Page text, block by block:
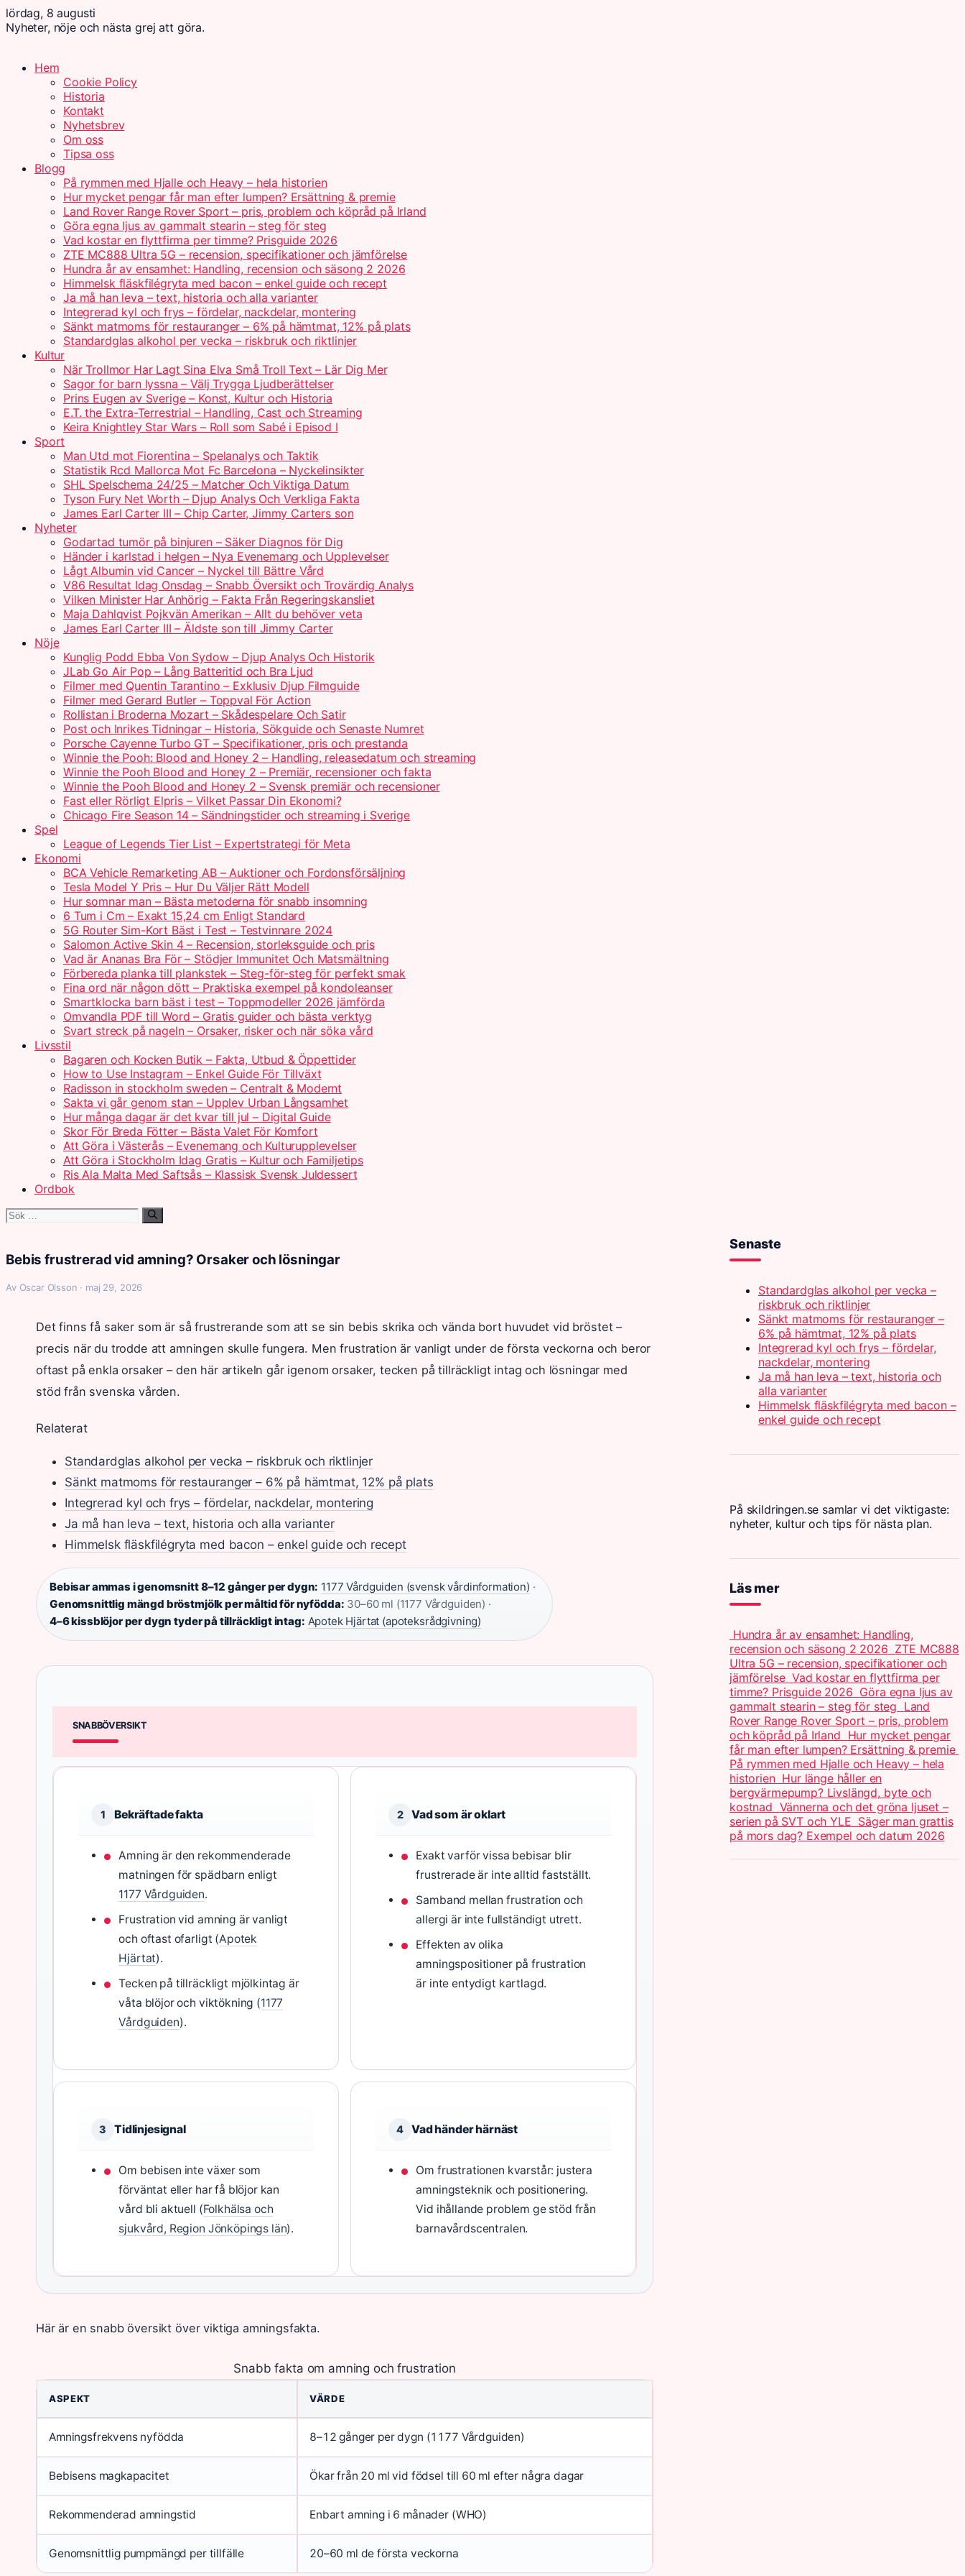
lördag, 8 augusti
Nyheter, nöje och nästa grej att göra.
Hem
Cookie Policy
Historia
Kontakt
Nyhetsbrev
Om oss
Tipsa oss
Blogg
På rymmen med Hjalle och Heavy – hela historien
Hur mycket pengar får man efter lumpen? Ersättning & premie
Land Rover Range Rover Sport – pris, problem och köpråd på Irland
Göra egna ljus av gammalt stearin – steg för steg
Vad kostar en flyttfirma per timme? Prisguide 2026
ZTE MC888 Ultra 5G – recension, specifikationer och jämförelse
Hundra år av ensamhet: Handling, recension och säsong 2 2026
Himmelsk fläskfilégryta med bacon – enkel guide och recept
Ja må han leva – text, historia och alla varianter
Integrerad kyl och frys – fördelar, nackdelar, montering
Sänkt matmoms för restauranger – 6% på hämtmat, 12% på plats
Standardglas alkohol per vecka – riskbruk och riktlinjer
Kultur
När Trollmor Har Lagt Sina Elva Små Troll Text – Lär Dig Mer
Sagor for barn lyssna – Välj Trygga Ljudberättelser
Prins Eugen av Sverige – Konst, Kultur och Historia
E.T. the Extra-Terrestrial – Handling, Cast och Streaming
Keira Knightley Star Wars – Roll som Sabé i Episod I
Sport
Man Utd mot Fiorentina – Spelanalys och Taktik
Statistik Rcd Mallorca Mot Fc Barcelona – Nyckelinsikter
SHL Spelschema 24/25 – Matcher Och Viktiga Datum
Tyson Fury Net Worth – Djup Analys Och Verkliga Fakta
James Earl Carter III – Chip Carter, Jimmy Carters son
Nyheter
Godartad tumör på binjuren – Säker Diagnos för Dig
Händer i karlstad i helgen – Nya Evenemang och Upplevelser
Lågt Albumin vid Cancer – Nyckel till Bättre Vård
V86 Resultat Idag Onsdag – Snabb Översikt och Trovärdig Analys
Vilken Minister Har Anhörig – Fakta Från Regeringskansliet
Maja Dahlqvist Pojkvän Amerikan – Allt du behöver veta
James Earl Carter III – Äldste son till Jimmy Carter
Nöje
Kunglig Podd Ebba Von Sydow – Djup Analys Och Historik
JLab Go Air Pop – Lång Batteritid och Bra Ljud
Filmer med Quentin Tarantino – Exklusiv Djup Filmguide
Filmer med Gerard Butler – Toppval För Action
Rollistan i Broderna Mozart – Skådespelare Och Satir
Post och Inrikes Tidningar – Historia, Sökguide och Senaste Numret
Porsche Cayenne Turbo GT – Specifikationer, pris och prestanda
Winnie the Pooh: Blood and Honey 2 – Handling, releasedatum och streaming
Winnie the Pooh Blood and Honey 2 – Premiär, recensioner och fakta
Winnie the Pooh Blood and Honey 2 – Svensk premiär och recensioner
Fast eller Rörligt Elpris – Vilket Passar Din Ekonomi?
Chicago Fire Season 14 – Sändningstider och streaming i Sverige
Spel
League of Legends Tier List – Expertstrategi för Meta
Ekonomi
BCA Vehicle Remarketing AB – Auktioner och Fordonsförsäljning
Tesla Model Y Pris – Hur Du Väljer Rätt Modell
Hur somnar man – Bästa metoderna för snabb insomning
6 Tum i Cm – Exakt 15,24 cm Enligt Standard
5G Router Sim-Kort Bäst i Test – Testvinnare 2024
Salomon Active Skin 4 – Recension, storleksguide och pris
Vad är Ananas Bra För – Stödjer Immunitet Och Matsmältning
Förbereda planka till plankstek – Steg-för-steg för perfekt smak
Fina ord när någon dött – Praktiska exempel på kondoleanser
Smartklocka barn bäst i test – Toppmodeller 2026 jämförda
Omvandla PDF till Word – Gratis guider och bästa verktyg
Svart streck på nageln – Orsaker, risker och när söka vård
Livsstil
Bagaren och Kocken Butik – Fakta, Utbud & Öppettider
How to Use Instagram – Enkel Guide För Tillväxt
Radisson in stockholm sweden – Centralt & Modernt
Sakta vi går genom stan – Upplev Urban Långsamhet
Hur många dagar är det kvar till jul – Digital Guide
Skor För Breda Fötter – Bästa Valet För Komfort
Att Göra i Västerås – Evenemang och Kulturupplevelser
Att Göra i Stockholm Idag Gratis – Kultur och Familjetips
Ris Ala Malta Med Saftsås – Klassisk Svensk Juldessert
Ordbok
Sök
Bebis frustrerad vid amning? Orsaker och lösningar
Av Oscar Olsson · maj 29, 2026
Det finns få saker som är så frustrerande som att se sin bebis skrika och vända bort huvudet vid bröstet –
precis när du trodde att amningen skulle fungera. Men frustration är vanligt under de första veckorna och beror
oftast på enkla orsaker – den här artikeln går igenom orsaker, tecken på tillräckligt intag och lösningar med
stöd från svenska vården.
Relaterat
Standardglas alkohol per vecka – riskbruk och riktlinjer
Sänkt matmoms för restauranger – 6% på hämtmat, 12% på plats
Integrerad kyl och frys – fördelar, nackdelar, montering
Ja må han leva – text, historia och alla varianter
Himmelsk fläskfilégryta med bacon – enkel guide och recept
Bebisar ammas i genomsnitt 8–12 gånger per dygn: 1177 Vårdguiden (svensk vårdinformation) ·
Genomsnittlig mängd bröstmjölk per måltid för nyfödda: 30–60 ml (1177 Vårdguiden) ·
4–6 kissblöjor per dygn tyder på tillräckligt intag: Apotek Hjärtat (apoteksrådgivning)
SNABBÖVERSIKT
1 Bekräftade fakta
Amning är den rekommenderade
matningen för spädbarn enligt
1177 Vårdguiden.
Frustration vid amning är vanligt
och oftast ofarligt (Apotek
Hjärtat).
Tecken på tillräckligt mjölkintag är
våta blöjor och viktökning (1177
Vårdguiden).
2 Vad som är oklart
Exakt varför vissa bebisar blir
frustrerade är inte alltid fastställt.
Samband mellan frustration och
allergi är inte fullständigt utrett.
Effekten av olika
amningspositioner på frustration
är inte entydigt kartlagd.
3 Tidlinjesignal
Om bebisen inte växer som
förväntat eller har få blöjor kan
vård bli aktuell (Folkhälsa och
sjukvård, Region Jönköpings län).
4 Vad händer härnäst
Om frustrationen kvarstår: justera
amningsteknik och positionering.
Vid ihållande problem ge stöd från
barnavårdscentralen.
Här är en snabb översikt över viktiga amningsfakta.
Snabb fakta om amning och frustration
ASPEKT VÄRDE
Amningsfrekvens nyfödda 8–12 gånger per dygn (1177 Vårdguiden)
Bebisens magkapacitet Ökar från 20 ml vid födsel till 60 ml efter några dagar
Rekommenderad amningstid Enbart amning i 6 månader (WHO)
Genomsnittlig pumpmängd per tillfälle 20–60 ml de första veckorna
Senaste
Standardglas alkohol per vecka –
riskbruk och riktlinjer
Sänkt matmoms för restauranger –
6% på hämtmat, 12% på plats
Integrerad kyl och frys – fördelar,
nackdelar, montering
Ja må han leva – text, historia och
alla varianter
Himmelsk fläskfilégryta med bacon –
enkel guide och recept
På skildringen.se samlar vi det viktigaste:
nyheter, kultur och tips för nästa plan.
Läs mer
Hundra år av ensamhet: Handling,
recension och säsong 2 2026 ZTE MC888
Ultra 5G – recension, specifikationer och
jämförelse Vad kostar en flyttfirma per
timme? Prisguide 2026 Göra egna ljus av
gammalt stearin – steg för steg Land
Rover Range Rover Sport – pris, problem
och köpråd på Irland Hur mycket pengar
får man efter lumpen? Ersättning & premie
På rymmen med Hjalle och Heavy – hela
historien Hur länge håller en
bergvärmepump? Livslängd, byte och
kostnad Vännerna och det gröna ljuset –
serien på SVT och YLE Säger man grattis
på mors dag? Exempel och datum 2026